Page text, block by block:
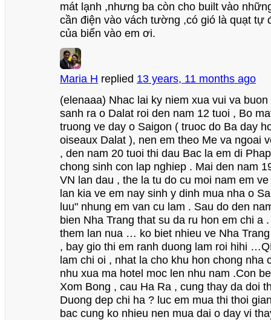
mát lạnh ,nhưng ba còn cho built vào
cần điện vào vách tường ,có gió là quạt tự
của biển vào em ơi.
Maria H replied 13 years, 11 months ago
(elenaaa) Nhac lai ky niem xua vui va
sanh ra o Dalat roi den nam 12 tuoi , Bo
truong ve day o Saigon ( truoc do Ba day
oiseaux Dalat ), nen em theo Me va ngoai
, den nam 20 tuoi thi dau Bac la em di
chong sinh con lap nghiep . Mai den nam
VN lan dau , the la tu do cu moi nam em
lan kia ve em nay sinh y dinh mua nha o
luu" nhung em van cu lam . Sau do den
bien Nha Trang that su da ru hon em chi a
them lan nua … ko biet nhieu ve Nha
, bay gio thi em ranh duong lam roi hihi
lam chi oi , nhat la cho khu hon chong nha
nhu xua ma hotel moc len nhu nam .Con
Xom Bong , cau Ha Ra , cung thay da doi
Duong dep chi ha ? luc em mua thi thoi
bac cung ko nhieu nen mua dai o day vi